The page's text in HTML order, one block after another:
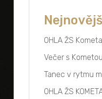
OHLA ŽS
Večer s
Tanec v rytmu
OHLA ŽS